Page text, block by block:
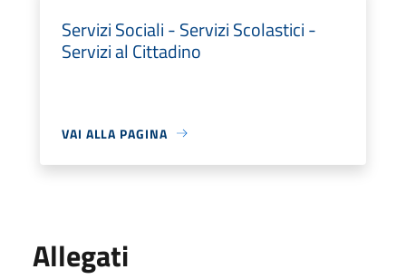
Servizi Sociali - Servizi Scolastici -
Servizi al Cittadino
VAI ALLA PAGINA
Allegati